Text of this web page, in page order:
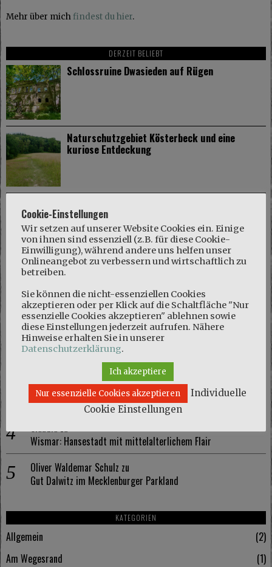
Mehr über michfindest du hier.
DERZEIT BELIEBT
Schlossruine Dwasieden auf Rügen
Naturschutzgebiet Kösterbeck und eine
kuriose Entdeckung
Flair
Mariezu
Naturschutzgebiet Kösterbeck und eine kuriose Entdeckung
Olaf Schmidtzu
Naturschutzgebiet Kösterbeck und eine kuriose Entdeckung
Mariezu
Wismar: Hansestadt mit mittelalterlichem Flair
Claudiazu
Wismar: Hansestadt mit mittelalterlichem Flair
Oliver Waldemar Schulz zu
Gut Dalwitz im Mecklenburger Parkland
KATEGORIEN
Allgemein
2
Am Wegesrand
1
Cookie-Einstellungen
Wir setzen auf unserer Website Cookies ein. Einige
von ihnen sind essenziell (z.B. für diese Cookie-
Einwilligung), während andere uns helfen unser
Onlineangebot zu verbessern und wirtschaftlich zu
betreiben.
Sie können die nicht-essenziellen Cookies
akzeptieren oder per Klick auf die Schaltfläche "Nur
essenzielle Cookies akzeptieren" ablehnen sowie
diese Einstellungen jederzeit aufrufen. Nähere
Hinweise erhalten Sie in unserer
Datenschutzerklärung.
Ich akzeptiere
Nur essenzielle Cookies akzeptieren
Individuelle
Cookie Einstellungen